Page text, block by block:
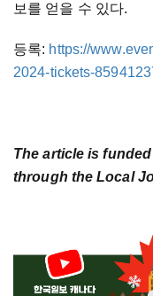
보를 얻을 수 있다.
등록: https://
2024-tickets-
The article is
through the Local